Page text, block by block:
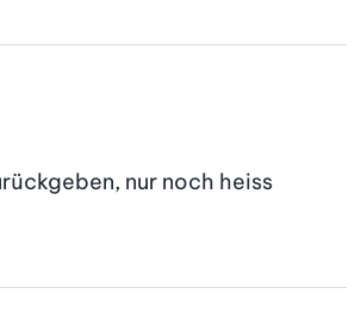
nur noch heiss